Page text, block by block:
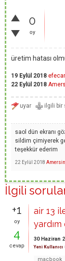
0
oy
üretim hatası
19 Eylül 2018
22 Eylül 2018
saol dün ekranı
sildim çimiyerek
teşekkür ederim
22 Eylül 2018
İlgili
+1
oy
4
cevap
air 13
30 Haziran
Yeni Kullanıcı
macbook